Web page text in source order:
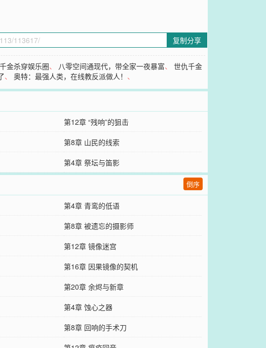
复制分享
金杀穿娱乐圈、 八零空间通现代，带全家一夜暴富、世仇千金
、奥特：最强人类，在线教反派做人！ 、
第12章 “残响”的狙击
第8章 山民的线索
第4章 祭坛与笛影
倒序
第4章 青鸾的低语
第8章 被遗忘的摄影师
第12章 镜像迷宫
第16章 因果镜像的契机
第20章 余烬与新章
第4章 蚀心之器
第8章 回响的手术刀